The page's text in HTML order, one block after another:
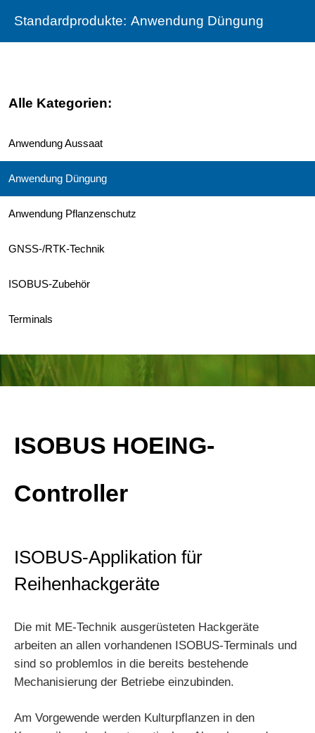
Standardprodukte: Anwendung Düngung
Alle Kategorien:
Anwendung Aussaat
Anwendung Düngung
Anwendung Pflanzenschutz
GNSS-/RTK-Technik
ISOBUS-Zubehör
Terminals
ISOBUS HOEING-
Controller
ISOBUS-Applikation für
Reihenhackgeräte
Die mit ME-Technik ausgerüsteten Hackgeräte
arbeiten an allen vorhandenen ISOBUS-Terminals und
sind so problemlos in die bereits bestehende
Mechanisierung der Betriebe einzubinden.
Am Vorgewende werden Kulturpflanzen in den